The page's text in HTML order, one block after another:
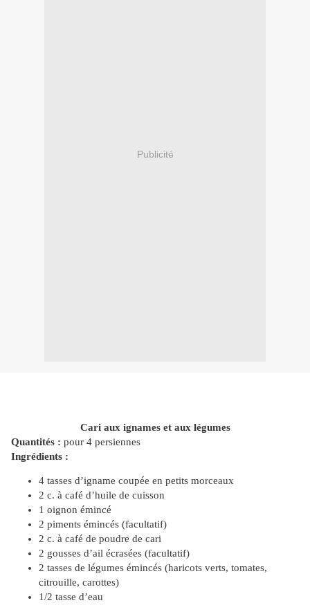
Publicité
Cari aux ignames et aux légumes
Quantités : pour 4 persiennes
Ingrédients :
4 tasses d’igname coupée en petits morceaux
2 c. à café d’huile de cuisson
1 oignon émincé
2 piments émincés (facultatif)
2 c. à café de poudre de cari
2 gousses d’ail écrasées (facultatif)
2 tasses de légumes émincés (haricots verts, tomates,
citrouille, carottes)
1/2 tasse d’eau